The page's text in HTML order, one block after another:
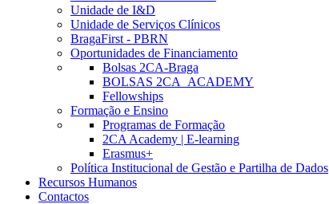
Unidade de I&D
Unidade de Serviços Clínicos
BragaFirst - PBRN
Oportunidades de Financiamento
Bolsas 2CA-Braga
BOLSAS 2CA_ACADEMY
Fellowships
Formação e Ensino
Programas de Formação
2CA Academy | E-learning
Erasmus+
Política Institucional de Gestão e Partilha de Dados
Recursos Humanos
Contactos